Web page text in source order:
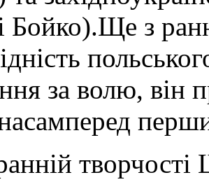
Бойко).Ще з
за волю, він
творчості